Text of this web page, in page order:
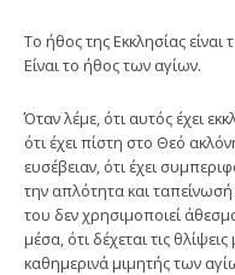
Το ήθος της Εκκλησίας
Είναι το ήθος των αγίων.
Όταν λέμε, ότι αυτός έχει
ότι έχει πίστη στο Θεό
ευσέβειαν, ότι έχει
την απλότητα και
του δεν χρησιμοποιεί
μέσα, ότι δέχεται τις
καθημερινά μιμητής των